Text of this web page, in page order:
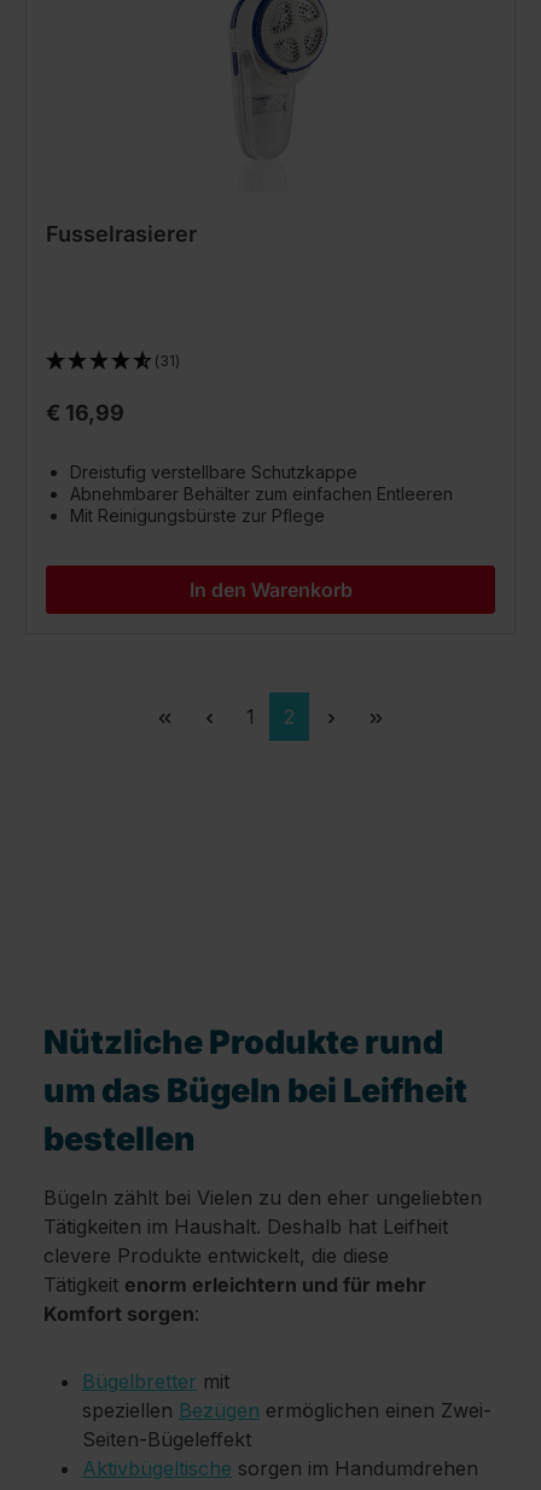
Fusselrasierer
(31)
€ 16,99
Dreistufig verstellbare Schutzkappe
Abnehmbarer Behälter zum einfachen Entleeren
Mit Reinigungsbürste zur Pflege
In den Warenkorb
Seite
1 Seite
2
Nützliche Produkte rund
um das Bügeln bei Leifheit
bestellen
Bügeln zählt bei Vielen zu den eher ungeliebten
Tätigkeiten im Haushalt. Deshalb hat Leifheit
clevere Produkte entwickelt, die diese
Tätigkeit enorm erleichtern und für mehr
Komfort sorgen:
Bügelbretter mit
speziellen Bezügen ermöglichen einen Zwei-
Seiten-Bügeleffekt
Aktivbügeltische sorgen im Handumdrehen